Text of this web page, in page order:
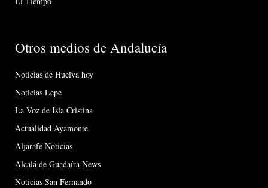
Otros medios de Andalucía
Noticias de Huelva hoy
Noticias Lepe
La Voz de Isla Cristina
Actualidad Ayamonte
Aljarafe Noticias
Alcalá de Guadaíra News
Noticias San Fernando